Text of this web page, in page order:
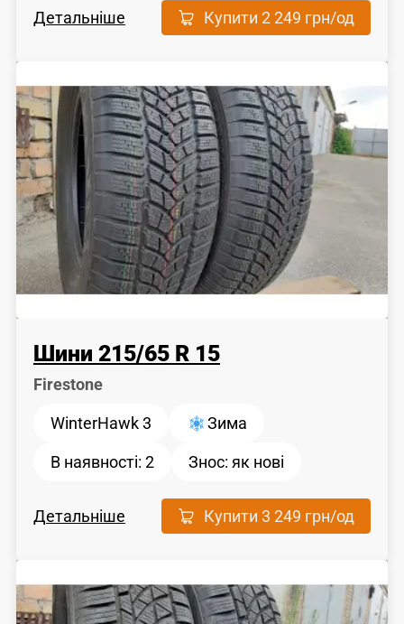
Детальніше Купити2 249 грн/од
Шини 215/65 R 15
Firestone
WinterHawk 3 Зима
В наявності: 2 Знос: як новi
Детальніше Купити3 249 грн/од